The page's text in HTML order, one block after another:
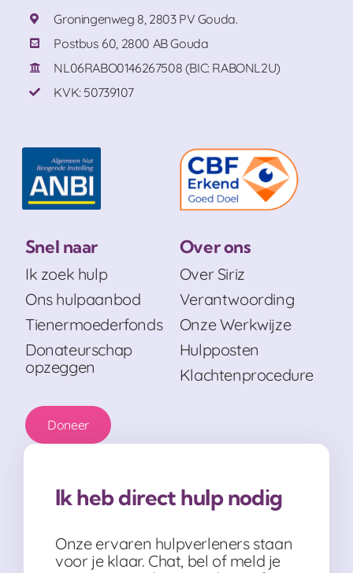
Groningenweg 8, 2803 PV Gouda.
Postbus 60, 2800 AB Gouda
NL06RABO0146267508 (BIC: RABONL2U)
KVK: 50739107
Snel naar
Ik zoek hulp
Ons hulpaanbod
Tienermoederfonds
Donateurschap
opzeggen
Doneer
Over ons
Over Siriz
Verantwoording
Onze Werkwijze
Hulpposten
Klachtenprocedure
Ik heb direct hulp nodig
Onze ervaren hulpverleners staan
voor je klaar. Chat, bel of meld je